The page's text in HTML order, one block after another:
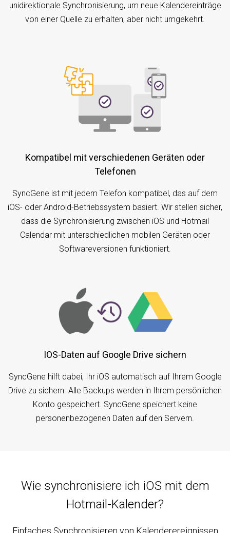
unidirektionale Synchronisierung, um neue Kalendereinträge
von einer Quelle zu erhalten, aber nicht umgekehrt.
Kompatibel mit verschiedenen Geräten oder
Telefonen
SyncGene ist mit jedem Telefon kompatibel, das auf dem
iOS- oder Android-Betriebssystem basiert. Wir stellen sicher,
dass die Synchronisierung zwischen iOS und Hotmail
Calendar mit unterschiedlichen mobilen Geräten oder
Softwareversionen funktioniert.
iOS-Daten auf Google Drive sichern
SyncGene hilft dabei, Ihr iOS automatisch auf Ihrem Google
Drive zu sichern. Alle Backups werden in Ihrem persönlichen
Konto gespeichert. SyncGene speichert keine
personenbezogenen Daten auf den Servern.
Wie synchronisiere ich iOS mit dem
Hotmail-Kalender?
Einfaches Synchronisieren von Kalenderereignissen